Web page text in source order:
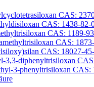
CAS:
CAS: 1438-82-
CAS: 1189-
CAS:
CAS: 18027-
3,3-diphenyltrisiloxan
3-phenyltrisiloxan CAS: